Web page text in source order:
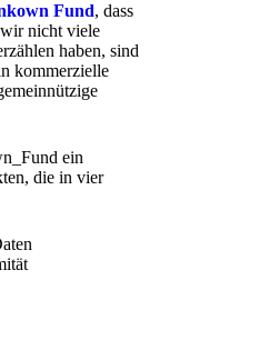
Fund, dass
nicht viele
haben, sind
kommerzielle
ein
die in vier